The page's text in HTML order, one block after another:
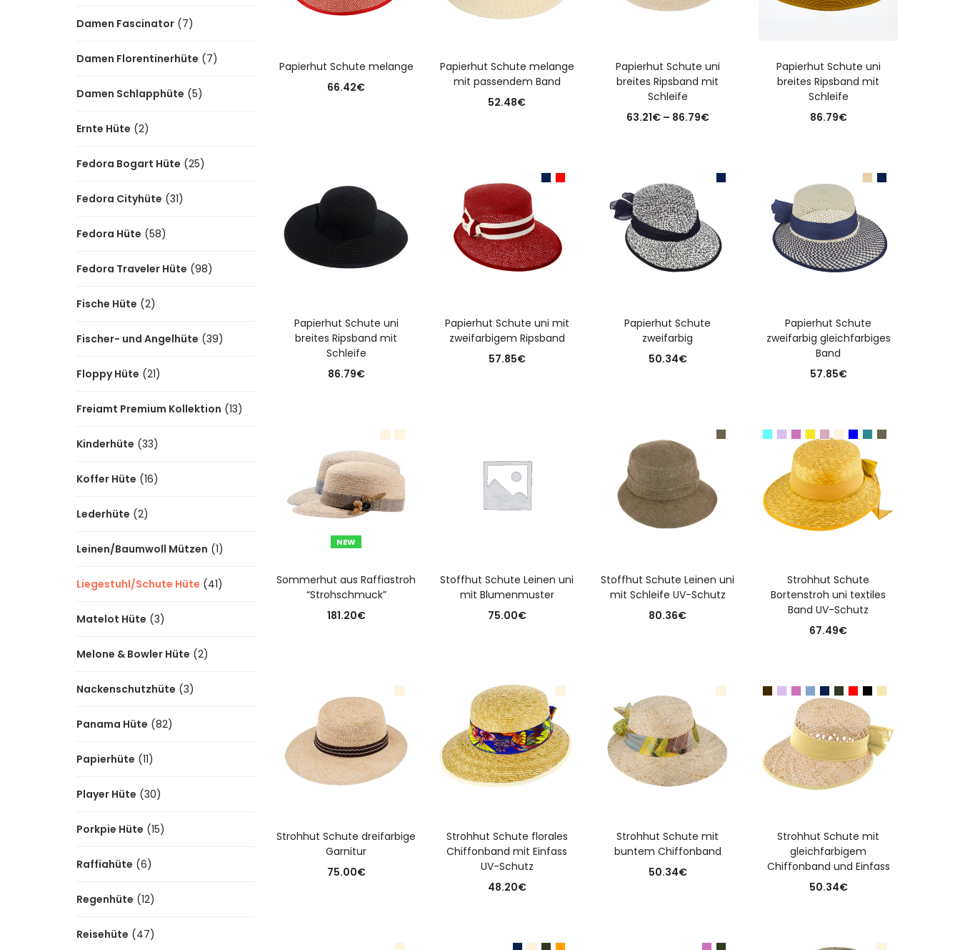
Papierhut Schute melange
66.42€
Papierhut Schute melange
mit passendem Band
52.48€
Papierhut Schute uni
breites Ripsband mit
Schleife
63.21€ – 86.79€Preisspanne:
Papierhut Schute uni
breites Ripsband mit
Schleife
86.79€
Papierhut Schute uni
breites Ripsband mit
Schleife
86.79€
Papierhut Schute uni mit
zweifarbigem Ripsband
57.85€
Papierhut Schute
zweifarbig
50.34€
Papierhut Schute
zweifarbig gleichfarbiges
Band
57.85€
NEW
Sommerhut aus Raffiastroh
“Strohschmuck”
181.20€
AUSFÜHRUNG WÄHLEN
Stoffhut Schute Leinen uni
mit Blumenmuster
75.00€
Stoffhut Schute Leinen uni
mit Schleife UV-Schutz
80.36€
Strohhut Schute
Bortenstroh uni textiles
Band UV-Schutz
67.49€
Strohhut Schute dreifarbige
Garnitur
75.00€
Strohhut Schute florales
Chiffonband mit Einfass
UV-Schutz
48.20€
Strohhut Schute mit
buntem Chiffonband
50.34€
Strohhut Schute mit
gleichfarbigem
Chiffonband und Einfass
50.34€
Damen Fascinator (7)
Damen Florentinerhüte (7)
Damen Schlapphüte (5)
Ernte Hüte (2)
Fedora Bogart Hüte (25)
Fedora Cityhüte (31)
Fedora Hüte (58)
Fedora Traveler Hüte (98)
Fische Hüte (2)
Fischer- und Angelhüte (39)
Floppy Hüte (21)
Freiamt Premium Kollektion (13)
Kinderhüte (33)
Koffer Hüte (16)
Lederhüte (2)
Leinen/Baumwoll Mützen (1)
Liegestuhl/Schute Hüte (41)
Matelot Hüte (3)
Melone & Bowler Hüte (2)
Nackenschutzhüte (3)
Panama Hüte (82)
Papierhüte (11)
Player Hüte (30)
Porkpie Hüte (15)
Raffiahüte (6)
Regenhüte (12)
Reisehüte (47)